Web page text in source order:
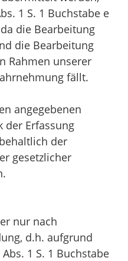
1 S. 1 Buchstabe e
da die Bearbeitung
die Bearbeitung
Rahmen unserer
fällt.
angegebenen
der Erfassung
der
gesetzlicher
nur nach
d.h. aufgrund
1 S. 1 Buchstabe